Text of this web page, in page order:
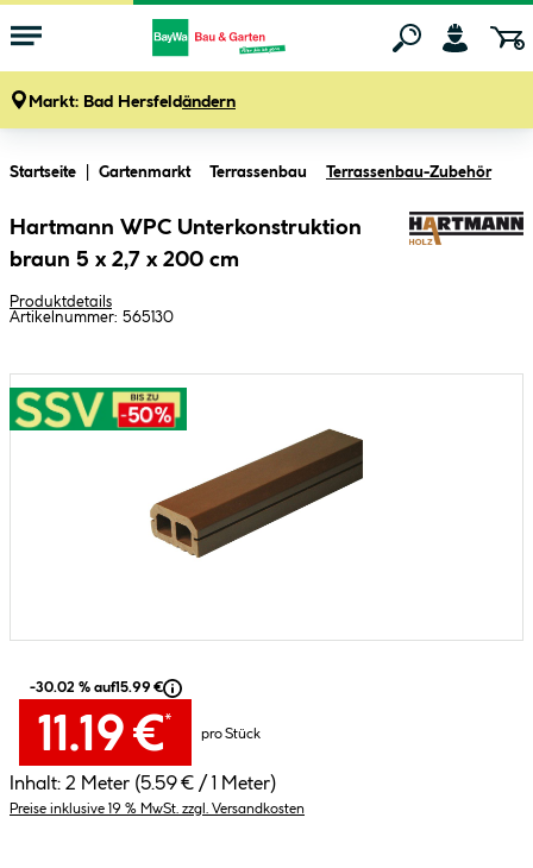
Markt: Bad Hersfeldändern
Startseite Gartenmarkt Terrassenbau Terrassenbau-Zubehör
Hartmann WPC Unterkonstruktion
braun 5 x 2,7 x 200 cm
Produktdetails
Artikelnummer: 565130
Bildergalerie überspringen
-30.02 % auf15.99 €
11.19 €*
pro Stück
Inhalt: 2 Meter (5.59 € / 1 Meter)
Preise inklusive 19 % MwSt. zzgl. Versandkosten